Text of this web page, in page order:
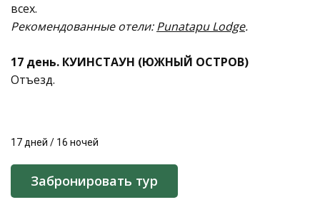
всех.
Рекомендованные отели:Punatapu Lodge.
17 день. КУИНСТАУН (ЮЖНЫЙ ОСТРОВ)
Отъезд.
17 дней / 16 ночей
Забронировать тур